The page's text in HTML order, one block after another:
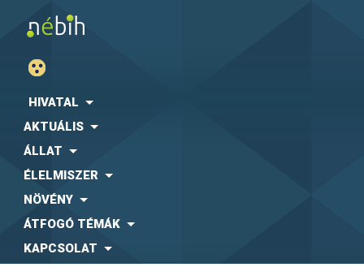
HIVATAL
AKTUÁLIS
ÁLLAT
ÉLELMISZER
NÖVÉNY
ÁTFOGÓ TÉMÁK
KAPCSOLAT